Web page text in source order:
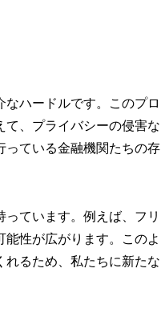
ハードルです。このプロ
て、プライバシーの侵害な
っている金融機関たちの存
ています。例えば、フリ
性が広がります。このよ
れるため、私たちに新たな